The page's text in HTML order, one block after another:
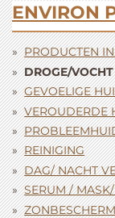
ENVIRON
PRODUCTEN
DROGE/
GEVOELIGE
VEROUDERDE
REINIGING
DAG/ NACHT
SERUM /